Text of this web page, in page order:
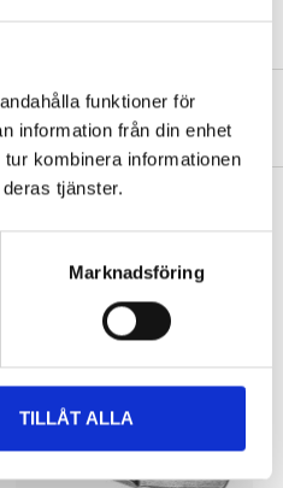
funktioner för
information från din enhet
kombinera informationen
tjänster.
Marknadsföring
TILLÅT ALLA